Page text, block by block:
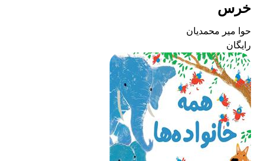
خرس
حوا میر محمدیان
رایگان